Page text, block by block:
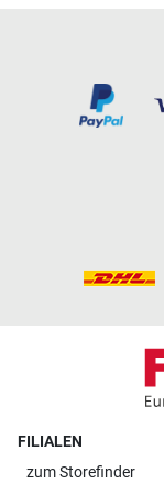
FILIALEN
zumStorefinder